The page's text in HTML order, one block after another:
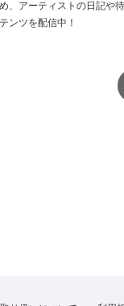
、アーティストの日記や
ンツを配信中！